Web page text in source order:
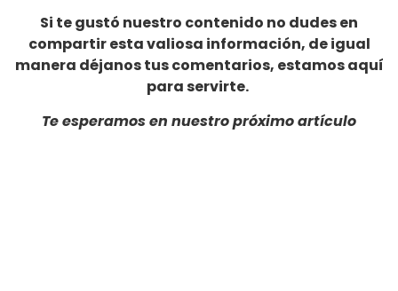
Si te gustó nuestro contenido no dudes en
compartir esta valiosa información, de igual
manera déjanos tus comentarios, estamos aquí
para servirte.
Te esperamos en nuestro próximo artículo